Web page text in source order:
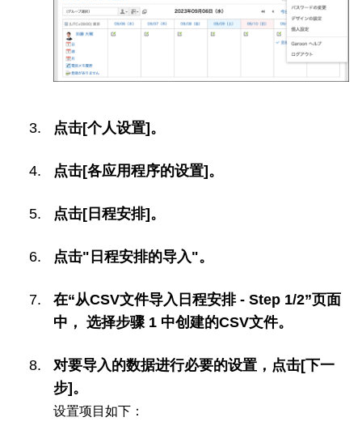
点击[个人设置]。
点击[各应用程序的设置]。
点击[日程安排]。
点击"日程安排的导入"。
在“从CSV文件导入日程安排 - Step 1/2”页面
中， 选择步骤 1 中创建的CSV文件。
对要导入的数据进行必要的设置，点击[下一
步]。
设置项目如下：